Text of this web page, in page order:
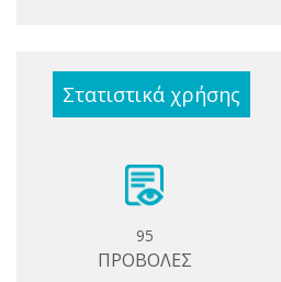
Στατιστικά χρήσης
95
ΠΡΟΒΟΛΕΣ